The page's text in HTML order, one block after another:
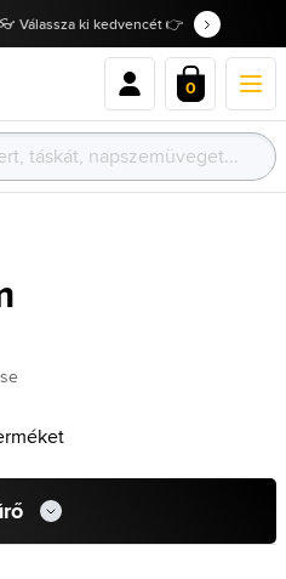
Válassza ki kedvencét 👉
0